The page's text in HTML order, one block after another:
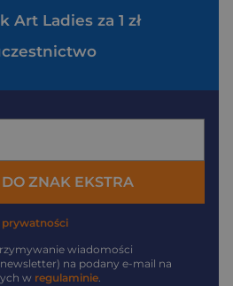
Art Ladies za 1 zł
ZNAK EKSTRA
wiadomości
na podany e-mail na
w regulaminie.